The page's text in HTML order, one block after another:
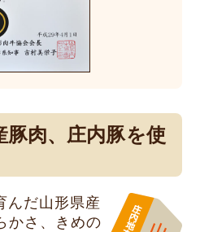
豚肉、庄内豚を使
んだ山形県産
かさ、きめの